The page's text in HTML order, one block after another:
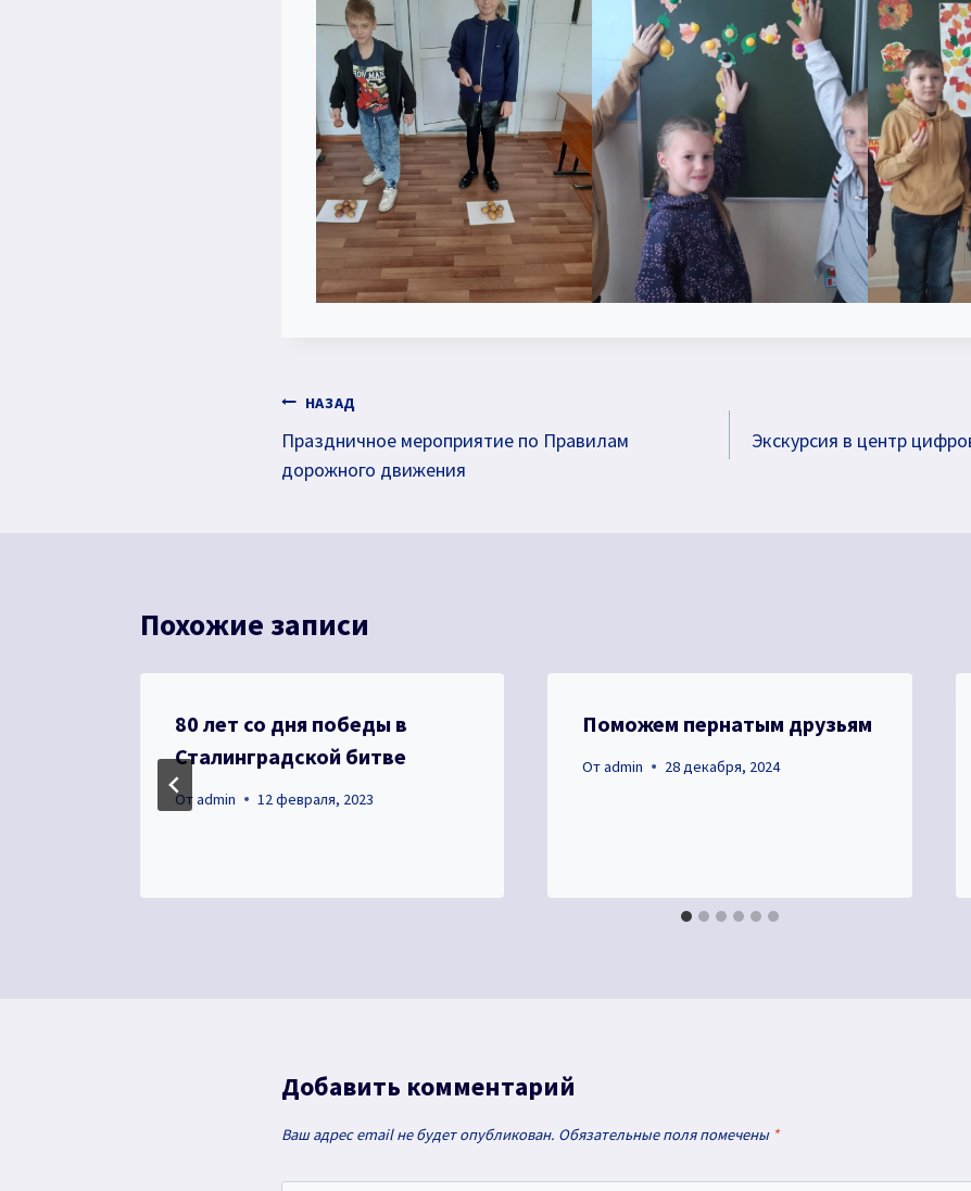
Навигация
по
НАЗАД
Праздничное мероприятие по Правилам
дорожного движения
Экскурсия в центр
Похожие записи
80 лет со дня победы в
Сталинградской битве
Отadmin 12 февраля, 2023
Поможем пернатым друзьям
Отadmin 28 декабря, 2024
Добавить комментарий
Ваш адрес email не будет опубликован. Обязательные поля помечены *